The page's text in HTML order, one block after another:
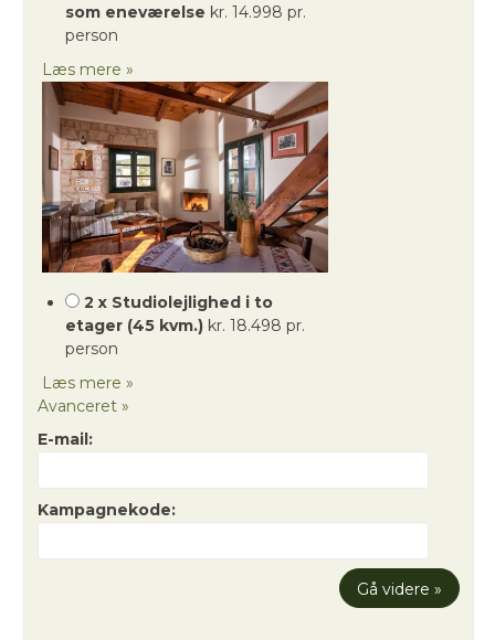
som eneværelse kr. 14.998 pr.
person
Læs mere »
2 x Studiolejlighed i to
etager (45 kvm.) kr. 18.498 pr.
person
Læs mere »
Avanceret »
E-mail:
Kampagnekode: